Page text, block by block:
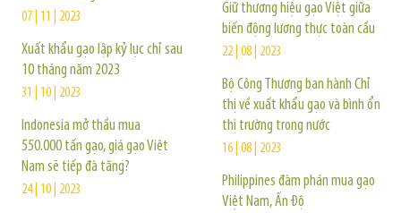
07 | 11 | 2023
Xuất khẩu gạo lập kỷ lục chỉ sau
10 tháng năm 2023
31 | 10 | 2023
Indonesia mở thầu mua
550.000 tấn gạo, giá gạo Việt
Nam sẽ tiếp đà tăng?
24 | 10 | 2023
Giữ thương hiệu gạo Việt giữa
biến động lương thực toàn cầu
22 | 08 | 2023
Bộ Công Thương ban hành Chỉ
thị về xuất khẩu gạo và bình ổn
thị trường trong nước
16 | 08 | 2023
Philippines đàm phán mua gạo
Việt Nam, Ấn Độ